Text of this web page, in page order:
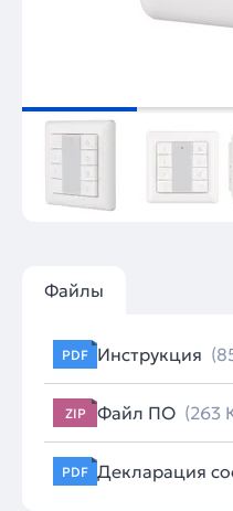
Файлы
PDF Инструкция
ZIP Файл ПО (263
PDF Декларация